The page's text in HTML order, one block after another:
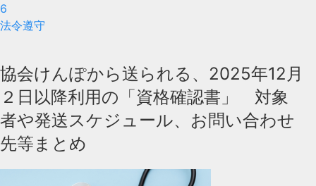
6
法令遵守
協会けんぽから送られる、2025年12月
２日以降利用の「資格確認書」 対象
者や発送スケジュール、お問い合わせ
先等まとめ